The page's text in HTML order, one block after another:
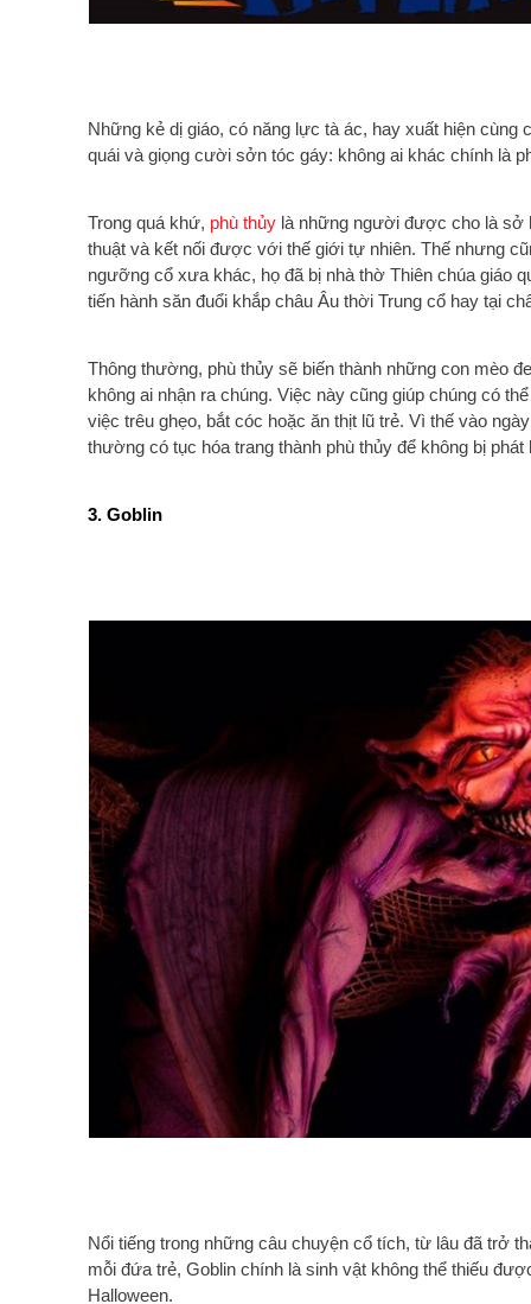
Những kẻ dị giáo, có năng lực tà ác, hay xuất hiện cùng
quái và giọng cười sởn tóc gáy: không ai khác chính là
Trong quá khứ, phù thủy là những người được cho là sở
thuật và kết nối được với thế giới tự nhiên. Thế nhưng
ngưỡng cổ xưa khác, họ đã bị nhà thờ Thiên chúa giáo
tiến hành săn đuổi khắp châu Âu thời Trung cổ hay tại
Thông thường, phù thủy sẽ biến thành những con mèo
không ai nhận ra chúng. Việc này cũng giúp chúng có
việc trêu ghẹo, bắt cóc hoặc ăn thịt lũ trẻ. Vì thế vào
thường có tục hóa trang thành phù thủy để không bị
3. Goblin
Nổi tiếng trong những câu chuyện cổ tích, từ lâu đã trở
mỗi đứa trẻ, Goblin chính là sinh vật không thể thiếu
Halloween.